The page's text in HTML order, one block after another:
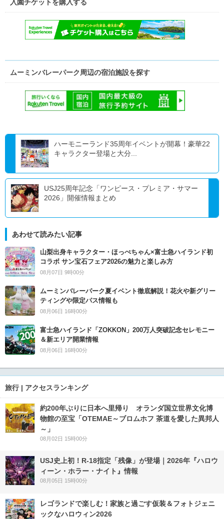
入園チケットを購入する
ムーミンバレーパーク周辺の宿泊施設を探す
ハーモニーランド35周年イベントが開幕！豪華22
キャラクター登場と大分...
USJ25周年記念「ワンピース・プレミア・サマー
2026」開催情報まとめ
あわせて読みたい記事
山梨出身キャラクター・ほっぺちゃん×富士急ハイランド初
コラボ サン宝石フェア2026の魅力と楽しみ方
08月07日 9時00分
ムーミンバレーパーク夏イベント徹底解説！花火や新グリー
ティングや限定パス情報も
08月06日 16時00分
富士急ハイランド「ZOKKON」200万人突破記念セレモニー
＆新エリア開業情報
08月06日 16時00分
旅行 | アクセスランキング
約200年ぶりに日本へ里帰り オランダ国立世界文化博
物館の至宝「OTEMAE～ブロムホフ 茶道を愛した異邦人
～」
08月02日 15時00分
USJ史上初！R-18指定「残像」が登場｜2026年『ハロウ
ィーン・ホラー・ナイト』情報
08月05日 15時00分
レゴランドで楽しむ！家族と過ごす仮装＆フォトジェニ
ックなハロウィン2026